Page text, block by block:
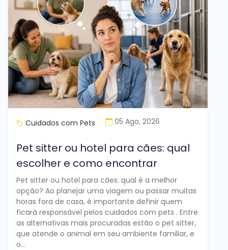
Cuidados com Pets 05 Ago, 2026
Pet sitter ou hotel para cães: qual
escolher e como encontrar
Pet sitter ou hotel para cães: qual é a melhor
opção? Ao planejar uma viagem ou passar muitas
horas fora de casa, é importante definir quem
ficará responsável pelos cuidados com pets . Entre
as alternativas mais procuradas estão o pet sitter,
que atende o animal em seu ambiente familiar, e
o...